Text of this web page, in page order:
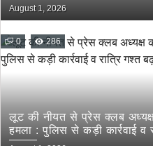
August 1, 2026
0 286
लूट की नीयत से प्रेस क्लब
हमला : पुलिस से कड़ी कार्रवाई व